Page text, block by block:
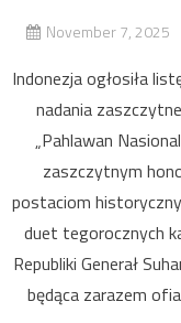
November 7, 2025
Indonezja ogłosiła
nadania
„Pahlawan
zaszczytnym
postaciom
duet tegorocznych
Republiki Generał
będąca zarazem